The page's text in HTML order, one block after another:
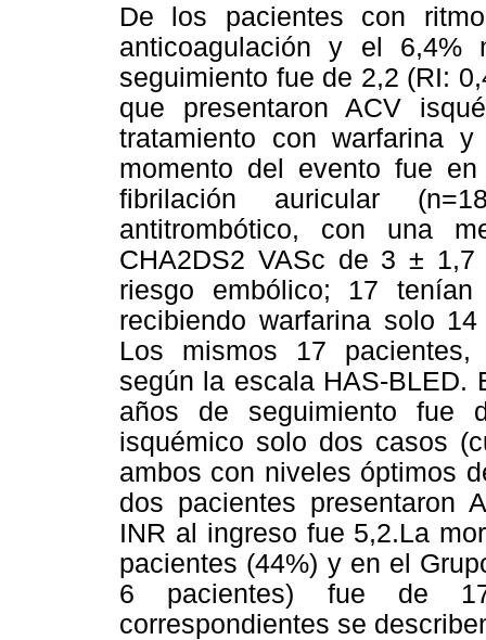
De los pacientes con
anticoagulación y el
seguimiento fue de 2,2 (RI:
que presentaron ACV
tratamiento con warfarina
momento del evento fue
fibrilación auricular
antitrombótico, con una
CHA2DS2 VASc de 3 ±
riesgo embólico; 17
recibiendo warfarina solo
Los mismos 17 pacientes,
según la escala HAS-BLED.
años de seguimiento fue
isquémico solo dos casos
ambos con niveles óptimos
dos pacientes presentaron
INR al ingreso fue 5,2.La
pacientes (44%) y en el
6 pacientes) fue de
correspondientes se